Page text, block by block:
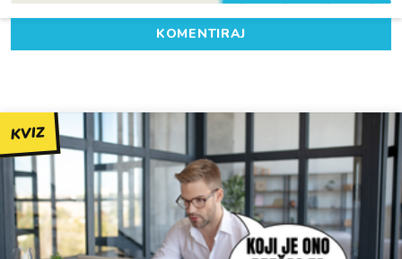
KOMENTIRAJ
KVIZ